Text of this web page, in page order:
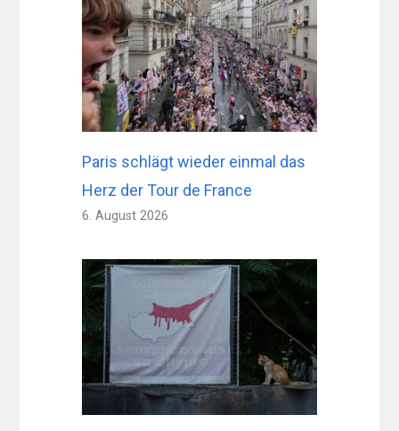
Paris schlägt wieder einmal das
Herz der Tour de France
6. August 2026